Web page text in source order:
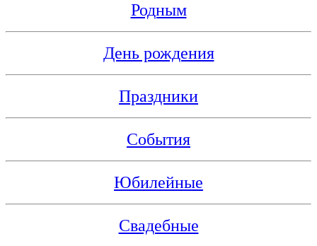
Родным
День рождения
Праздники
События
Юбилейные
Свадебные